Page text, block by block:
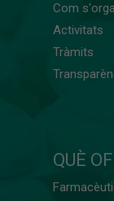
Com
Activitats
Tràmits
QUÈ